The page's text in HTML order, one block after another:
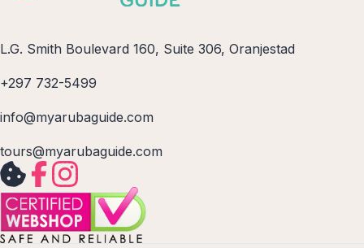
L.G. Smith Boulevard 160, Suite 306, Oranjestad
+297 732-5499
info@myarubaguide.com
tours@myarubaguide.com